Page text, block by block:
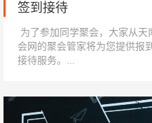
签到接待
为了参加同学聚会，大家从
会网的聚会管家将为您提供报
接待服务。...